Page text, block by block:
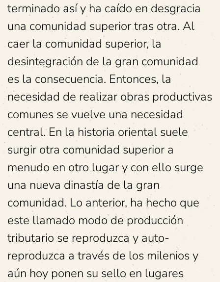
terminado así y ha caído en desgracia
una comunidad superior tras otra. Al
caer la comunidad superior, la
desintegración de la gran comunidad
es la consecuencia. Entonces, la
necesidad de realizar obras productivas
comunes se vuelve una necesidad
central. En la historia oriental suele
surgir otra comunidad superior a
menudo en otro lugar y con ello surge
una nueva dinastía de la gran
comunidad. Lo anterior, ha hecho que
este llamado modo de producción
tributario se reproduzca y auto-
reproduzca a través de los milenios y
aún hoy ponen su sello en lugares